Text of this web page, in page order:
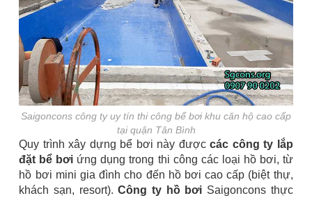
Saigoncons công ty uy tín thi công bể bơi khu căn hộ cao cấp
tại quận Tân Bình
Quy trình xây dựng bể bơi này đượccác công ty lắp
đặt bể bơi ứng dụng trong thi công các loại hồ bơi, từ
hồ bơi mini gia đình cho đến hồ bơi cao cấp (biệt thự,
khách sạn, resort).Công ty hồ bơi Saigoncons thực